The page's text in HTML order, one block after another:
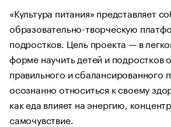
«Культура питания» представляет
образовательно-творческую
подростков. Цель проекта — в
форме научить детей и подростков
правильного и сбалансированного
осознанно относиться к своему
как еда влияет на энергию,
самочувствие.